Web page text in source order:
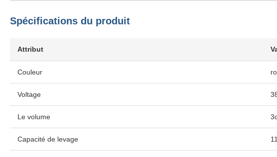
Spécifications du produit
Attribut
Couleur
Voltage
Le volume
Capacité de levage